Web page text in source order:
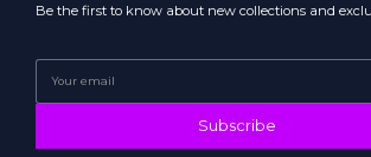
Be the first to know about new collections and
Subscribe